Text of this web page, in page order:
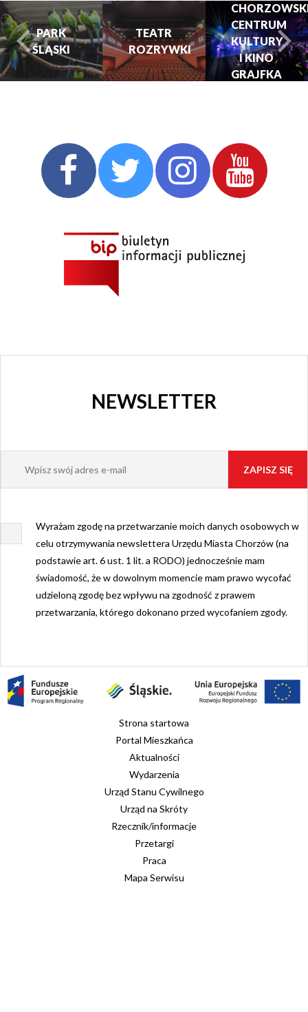
PARK
ŚLĄSKI
TEATR
ROZRYWKI
CENTRUM
KULTURY
I KINO
GRAJFKA
turysta.Previous
NEWSLETTER
Wyrażam zgodę na przetwarzanie moich danych osobowych w
celu otrzymywania newslettera Urzędu Miasta Chorzów (na
podstawie art. 6 ust. 1 lit. a RODO) jednocześnie mam
świadomość, że w dowolnym momencie mam prawo wycofać
udzieloną zgodę bez wpływu na zgodność z prawem
przetwarzania, którego dokonano przed wycofaniem zgody.
Strona startowa
Portal Mieszkańca
Aktualności
Wydarzenia
Urząd Stanu Cywilnego
Urząd na Skróty
Rzecznik/informacje
Przetargi
Praca
Mapa Serwisu